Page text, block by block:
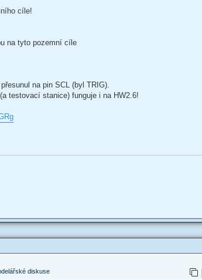
cíle!
na tyto pozemní cíle
na pin SCL (byl TRIG).
testovací stanice) funguje i na HW2.6!
diskuse